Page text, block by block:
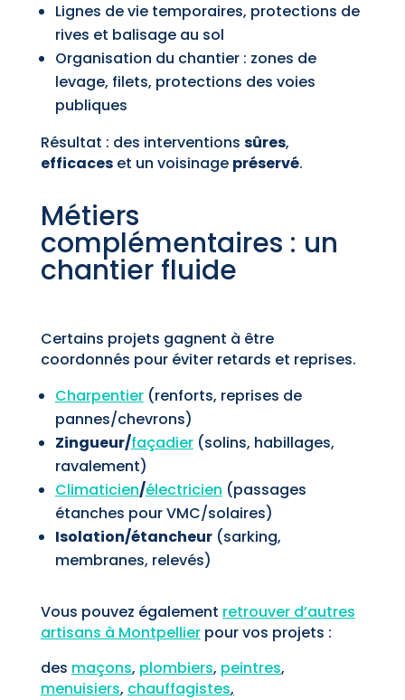
Lignes de vie temporaires, protections de
rives et balisage au sol
Organisation du chantier : zones de
levage, filets, protections des voies
publiques
Résultat : des interventions sûres,
efficaceset un voisinage préservé.
Métiers
complémentaires : un
chantier fluide
Certains projets gagnent à être
coordonnés pour éviter retards et reprises.
Charpentier(renforts, reprises de
pannes/chevrons)
Zingueur/façadier(solins, habillages,
ravalement)
Climaticien/électricien (passages
étanches pour VMC/solaires)
Isolation/étancheur(sarking,
membranes, relevés)
Vous pouvez également retrouver d’autres
artisans à Montpellierpour vos projets :
des maçons, plombiers, peintres,
menuisiers, chauffagistes,